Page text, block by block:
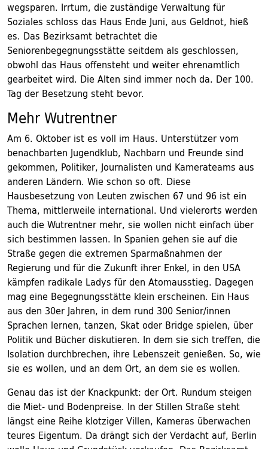
wegsparen. Irrtum, die zuständige Verwaltung für
Soziales schloss das Haus Ende Juni, aus Geldnot, hieß
es. Das Bezirksamt betrachtet die
Seniorenbegegnungsstätte seitdem als geschlossen,
obwohl das Haus offensteht und weiter ehrenamtlich
gearbeitet wird. Die Alten sind immer noch da. Der 100.
Tag der Besetzung steht bevor.
Mehr Wutrentner
Am 6. Oktober ist es voll im Haus. Unterstützer vom
benachbarten Jugendklub, Nachbarn und Freunde sind
gekommen, Politiker, Journalisten und Kamerateams aus
anderen Ländern. Wie schon so oft. Diese
Hausbesetzung von Leuten zwischen 67 und 96 ist ein
Thema, mittlerweile international. Und vielerorts werden
auch die Wutrentner mehr, sie wollen nicht einfach über
sich bestimmen lassen. In Spanien gehen sie auf die
Straße gegen die extremen Sparmaßnahmen der
Regierung und für die Zukunft ihrer Enkel, in den USA
kämpfen radikale Ladys für den Atomausstieg. Dagegen
mag eine Begegnungsstätte klein erscheinen. Ein Haus
aus den 30er Jahren, in dem rund 300 Senior/innen
Sprachen lernen, tanzen, Skat oder Bridge spielen, über
Politik und Bücher diskutieren. In dem sie sich treffen, die
Isolation durchbrechen, ihre Lebenszeit genießen. So, wie
sie es wollen, und an dem Ort, an dem sie es wollen.
Genau das ist der Knackpunkt: der Ort. Rundum steigen
die Miet- und Bodenpreise. In der Stillen Straße steht
längst eine Reihe klotziger Villen, Kameras überwachen
teures Eigentum. Da drängt sich der Verdacht auf, Berlin